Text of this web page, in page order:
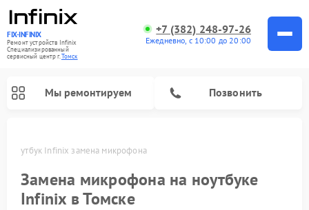
FIX-INFINIX
Ремонт устройств Infinix
Специализированный
cервисный центр г.Томск
+7 (382) 248-97-26
Ежедневно, с 10:00 до 20:00
Мы ремонтируем Позвонить
Ноутбук Infinix замена микрофона
Замена микрофона на ноутбуке
Infinix в Томске